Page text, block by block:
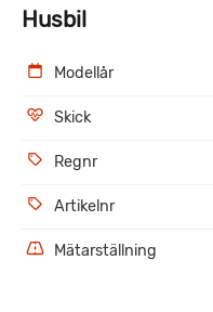
Husbil
Modellår
Skick
Regnr
Artikelnr
Mätarställning